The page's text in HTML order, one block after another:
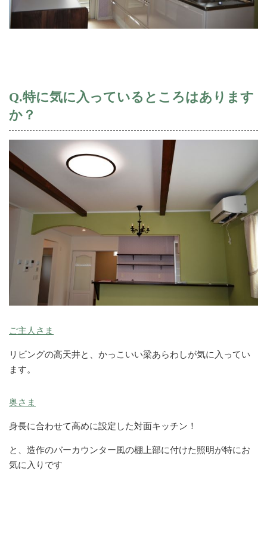
Q.特に気に入っているところはあります
か？
ご主人さま
リビングの高天井と、かっこいい梁あらわしが気に入ってい
ます。
奥さま
身長に合わせて高めに設定した対面キッチン！
と、造作のバーカウンター風の棚上部に付けた照明が特にお
気に入りです